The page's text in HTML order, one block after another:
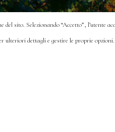
sito. Selezionando “Accetto”, l’utente
ulteriori dettagli e gestire le proprie